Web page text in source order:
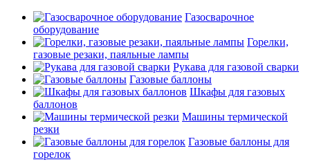
Газосварочное
оборудование
Горелки,
газовые резаки, паяльные лампы
Рукава для газовой сварки
Газовые баллоны
Шкафы для газовых
баллонов
Машины термической
резки
Газовые баллоны для
горелок